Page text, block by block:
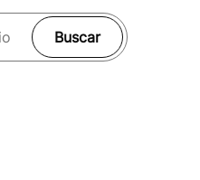
Buscar